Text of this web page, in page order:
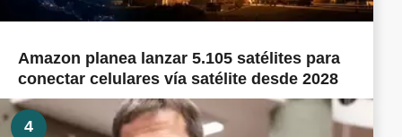
Amazon planea lanzar 5.105 satélites para
conectar celulares vía satélite desde 2028
4